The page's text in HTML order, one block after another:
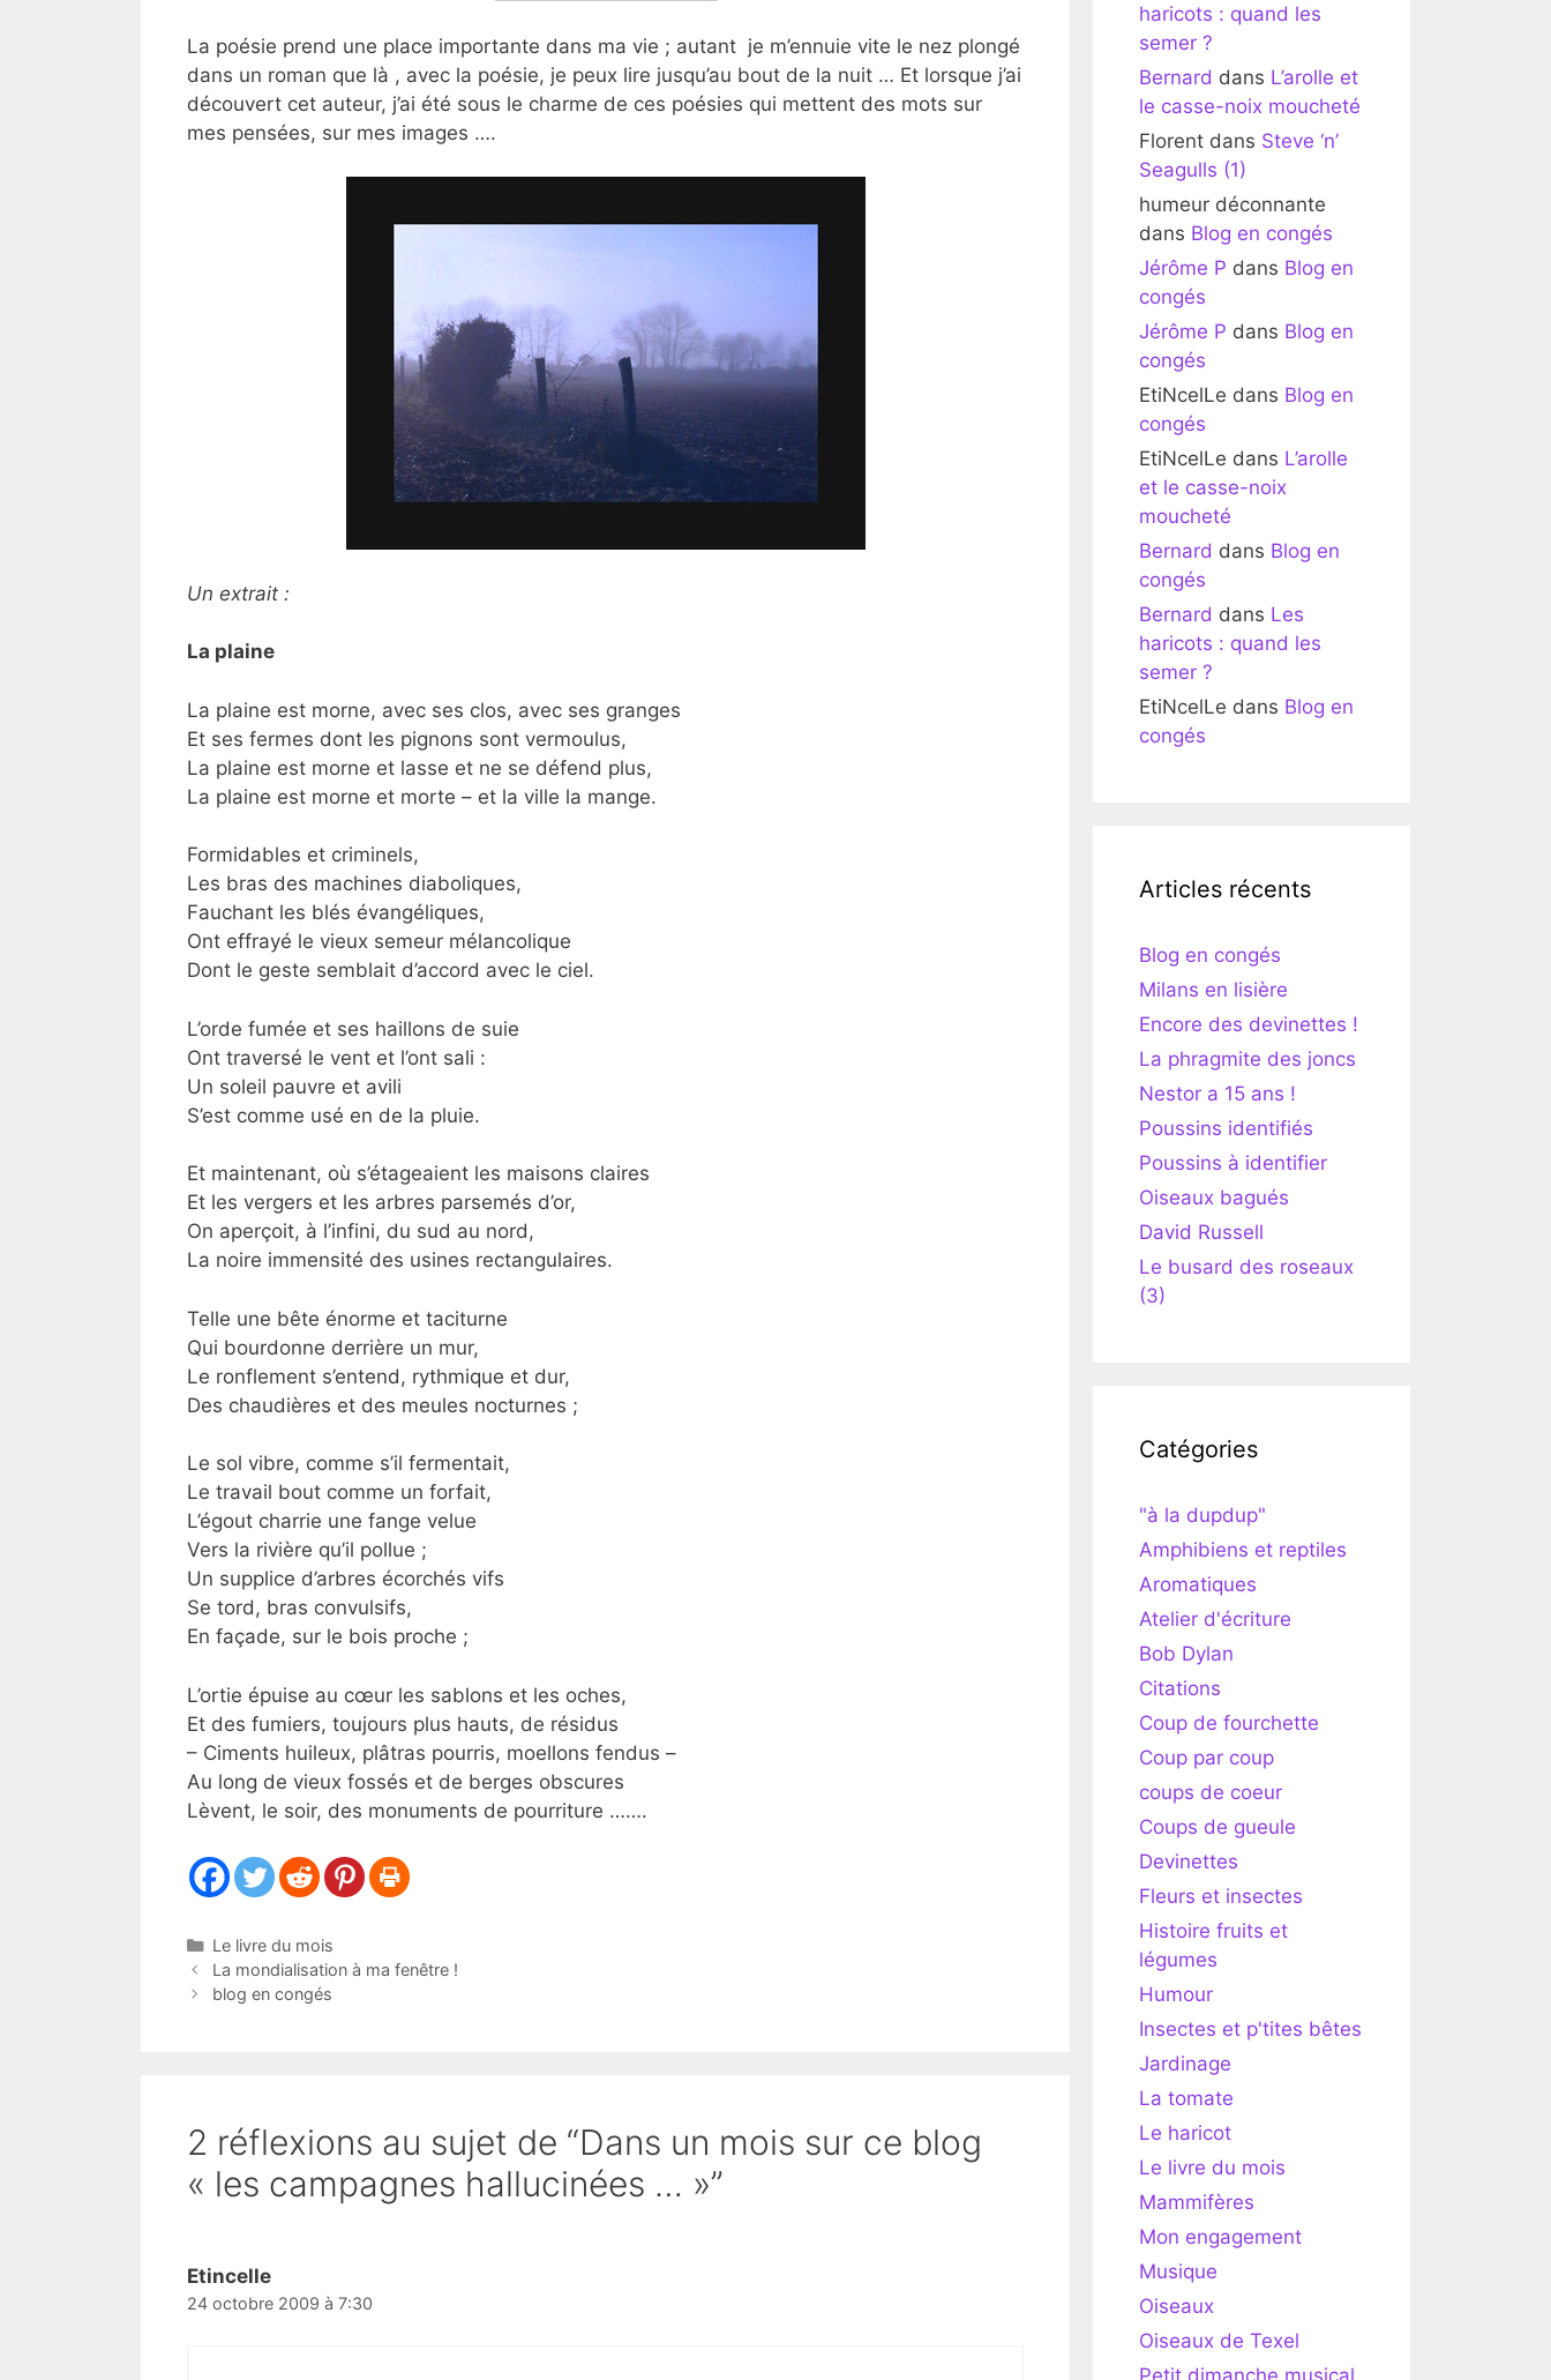
La poésie prend une place importante dans ma vie ; autant je m’ennuie vite le nez plongé
dans un roman que là , avec la poésie, je peux lire jusqu’au bout de la nuit … Et lorsque j’ai
découvert cet auteur, j’ai été sous le charme de ces poésies qui mettent des mots sur
mes pensées, sur mes images ….
Un extrait :
La plaine
La plaine est morne, avec ses clos, avec ses granges
Et ses fermes dont les pignons sont vermoulus,
La plaine est morne et lasse et ne se défend plus,
La plaine est morne et morte – et la ville la mange.
Formidables et criminels,
Les bras des machines diaboliques,
Fauchant les blés évangéliques,
Ont effrayé le vieux semeur mélancolique
Dont le geste semblait d’accord avec le ciel.
L’orde fumée et ses haillons de suie
Ont traversé le vent et l’ont sali :
Un soleil pauvre et avili
S’est comme usé en de la pluie.
Et maintenant, où s’étageaient les maisons claires
Et les vergers et les arbres parsemés d’or,
On aperçoit, à l’infini, du sud au nord,
La noire immensité des usines rectangulaires.
Telle une bête énorme et taciturne
Qui bourdonne derrière un mur,
Le ronflement s’entend, rythmique et dur,
Des chaudières et des meules nocturnes ;
Le sol vibre, comme s’il fermentait,
Le travail bout comme un forfait,
L’égout charrie une fange velue
Vers la rivière qu’il pollue ;
Un supplice d’arbres écorchés vifs
Se tord, bras convulsifs,
En façade, sur le bois proche ;
L’ortie épuise au cœur les sablons et les oches,
Et des fumiers, toujours plus hauts, de résidus
– Ciments huileux, plâtras pourris, moellons fendus –
Au long de vieux fossés et de berges obscures
Lèvent, le soir, des monuments de pourriture …….
Catégories
Le livre du mois
La mondialisation à ma fenêtre !
blog en congés
2 réflexions au sujet de “Dans un mois sur ce blog
« les campagnes hallucinées … »”
Etincelle
24 octobre 2009 à 7:30
haricots : quand les
semer ?
Bernard dans L’arolle et
le casse-noix moucheté
Florent dans Steve ‘n’
Seagulls (1)
humeur déconnante
dans Blog en congés
Jérôme P dans Blog en
congés
Jérôme P dans Blog en
congés
EtiNcelLe dans Blog en
congés
EtiNcelLe dans L’arolle
et le casse-noix
moucheté
Bernard dans Blog en
congés
Bernard dans Les
haricots : quand les
semer ?
EtiNcelLe dans Blog en
congés
Articles récents
Blog en congés
Milans en lisière
Encore des devinettes !
La phragmite des joncs
Nestor a 15 ans !
Poussins identifiés
Poussins à identifier
Oiseaux bagués
David Russell
Le busard des roseaux
(3)
Catégories
"à la dupdup"
Amphibiens et reptiles
Aromatiques
Atelier d'écriture
Bob Dylan
Citations
Coup de fourchette
Coup par coup
coups de coeur
Coups de gueule
Devinettes
Fleurs et insectes
Histoire fruits et
légumes
Humour
Insectes et p'tites bêtes
Jardinage
La tomate
Le haricot
Le livre du mois
Mammifères
Mon engagement
Musique
Oiseaux
Oiseaux de Texel
Petit dimanche musical